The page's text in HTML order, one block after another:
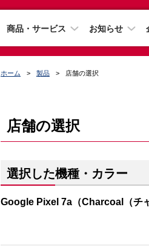
商品・サービス お知らせ
ホーム 製品 店舗の選択
店舗の選択
選択した機種・カラー
Google Pixel 7a（Charcoal（チ